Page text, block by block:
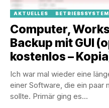
AKTUELLES
Computer,
Backup mit GUI
kostenlos –
Ich war mal wieder eine
einer Software, die ein paar
sollte. Primär ging es...